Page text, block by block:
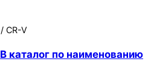
/ CR-V
В каталог по наименованию